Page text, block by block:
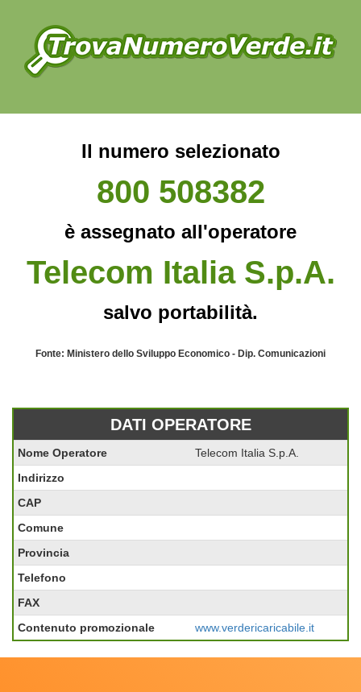
Il numero selezionato
800 508382
è assegnato all'operatore
Telecom Italia S.p.A.
salvo portabilità.
Fonte: Ministero dello Sviluppo Economico - Dip. Comunicazioni
DATI OPERATORE
Nome Operatore
Telecom Italia S.p.A.
Indirizzo
CAP
Comune
Provincia
Telefono
FAX
Contenuto promozionale
www.verdericaricabile.it